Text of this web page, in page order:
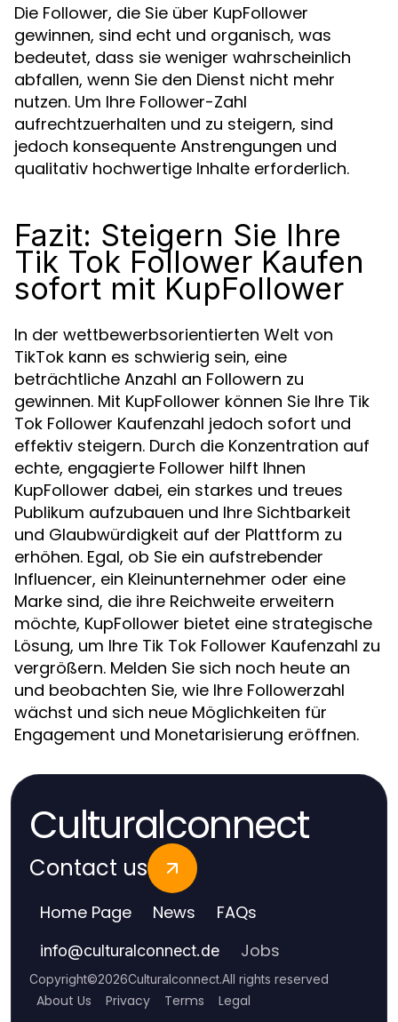
Die Follower, die Sie über KupFollower
gewinnen, sind echt und organisch, was
bedeutet, dass sie weniger wahrscheinlich
abfallen, wenn Sie den Dienst nicht mehr
nutzen. Um Ihre Follower-Zahl
aufrechtzuerhalten und zu steigern, sind
jedoch konsequente Anstrengungen und
qualitativ hochwertige Inhalte erforderlich.
Fazit: Steigern Sie Ihre
Tik Tok Follower Kaufen
sofort mit KupFollower
In der wettbewerbsorientierten Welt von
TikTok kann es schwierig sein, eine
beträchtliche Anzahl an Followern zu
gewinnen. Mit KupFollower können Sie Ihre Tik
Tok Follower Kaufenzahl jedoch sofort und
effektiv steigern. Durch die Konzentration auf
echte, engagierte Follower hilft Ihnen
KupFollower dabei, ein starkes und treues
Publikum aufzubauen und Ihre Sichtbarkeit
und Glaubwürdigkeit auf der Plattform zu
erhöhen. Egal, ob Sie ein aufstrebender
Influencer, ein Kleinunternehmer oder eine
Marke sind, die ihre Reichweite erweitern
möchte, KupFollower bietet eine strategische
Lösung, um Ihre Tik Tok Follower Kaufenzahl zu
vergrößern. Melden Sie sich noch heute an
und beobachten Sie, wie Ihre Followerzahl
wächst und sich neue Möglichkeiten für
Engagement und Monetarisierung eröffnen.
Culturalconnect
Contact us
Home Page News FAQs
info@culturalconnect.de Jobs
Copyright©2026Culturalconnect.All rights reserved
About Us Privacy Terms Legal